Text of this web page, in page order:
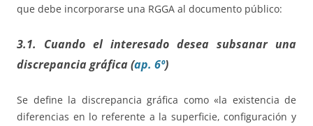
que debe incorporarse una RGGA al documento público:
3.1. Cuando el interesado desea subsanar una
discrepancia gráfica (ap. 6º)
Se define la discrepancia gráfica como «la existencia de
diferencias en lo referente a la superficie, configuración y